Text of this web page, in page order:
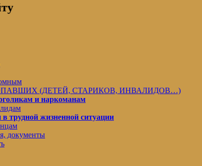
(ДЕТЕЙ, СТАРИКОВ, ИНВАЛИДОВ…)
и наркоманам
трудной жизненной ситуации
документы